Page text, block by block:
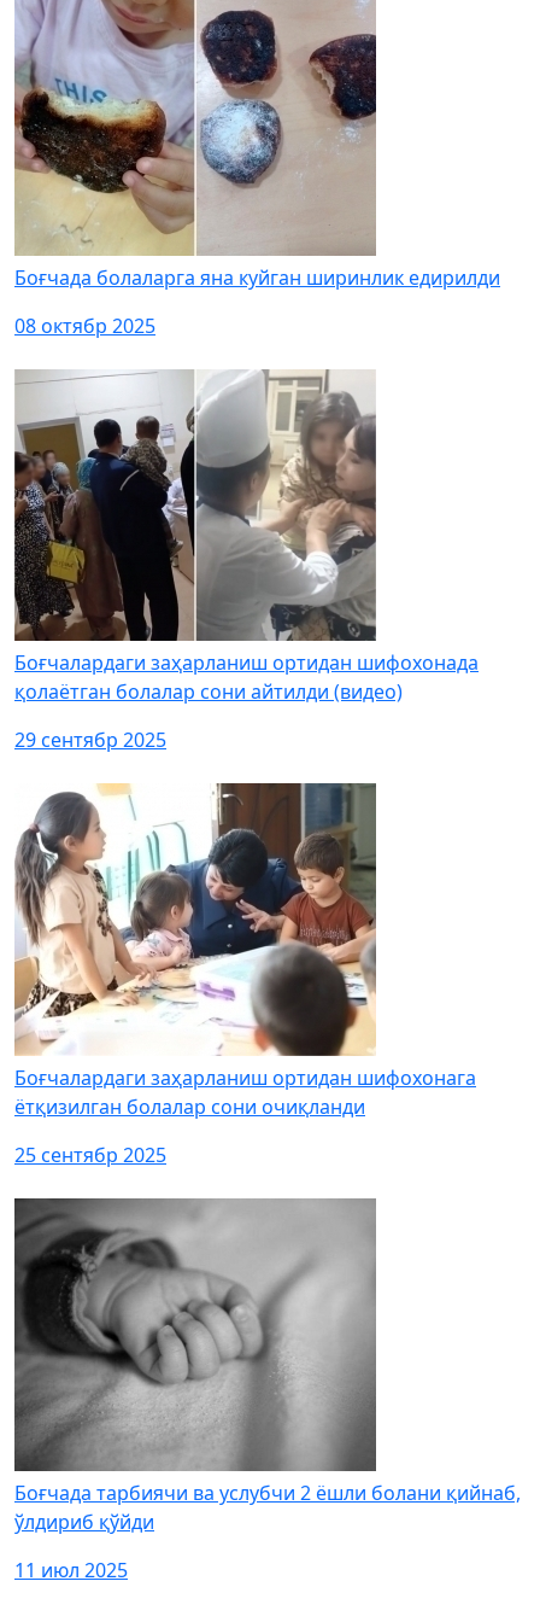
Боғчада болаларга яна куйган ширинлик едирилди
08 октябр 2025
Боғчалардаги заҳарланиш ортидан шифохонада
қолаётган болалар сони айтилди (видео)
29 сентябр 2025
Боғчалардаги заҳарланиш ортидан шифохонага
ётқизилган болалар сони очиқланди
25 сентябр 2025
Боғчада тарбиячи ва услубчи 2 ёшли болани қийнаб,
ўлдириб қўйди
11 июл 2025